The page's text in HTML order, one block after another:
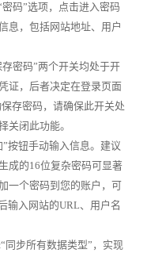
码”选项，点击进入密码
息，包括网站地址、用户
密码”两个开关均处于开
证，后者决定在登录页面
存密码，请确保此开关处
关闭此功能。
按钮手动输入信息。建议
成的16位复杂密码可显著
一个密码到您的账户，可
输入网站的URL、用户名
同步所有数据类型”，实现